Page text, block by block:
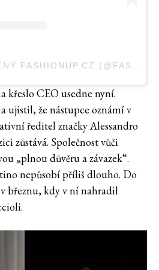
PŘÍSPĚVEK SDÍLENÝ FASHIONUP.CZ (@FASHION_UPCZ)
křeslo CEO usedne nyní.
ujistil, že nástupce oznámí v
ředitel značky Alessandro
zůstává. Společnost vůči
„plnou důvěru a závazek“.
nepůsobí příliš dlouho. Do
březnu, kdy v ní nahradil